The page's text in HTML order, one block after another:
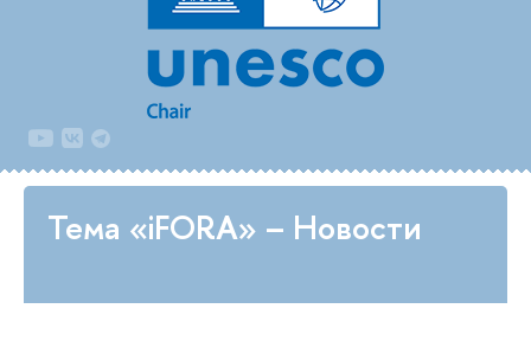
Тема «iFORA» – Новости